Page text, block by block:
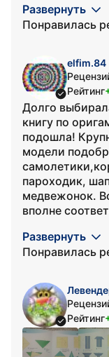
Развернуть
Понравилась
elfim.84
Рейтинг
Долго
книгу по
подошла!
модели
пароходик,
медвежонок.
вполне
Развернуть
Понравилась
Рейтинг